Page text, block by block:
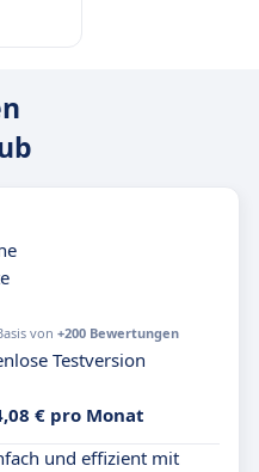
von +200 Bewertungen
Testversion
€ pro Monat
und effizient mit